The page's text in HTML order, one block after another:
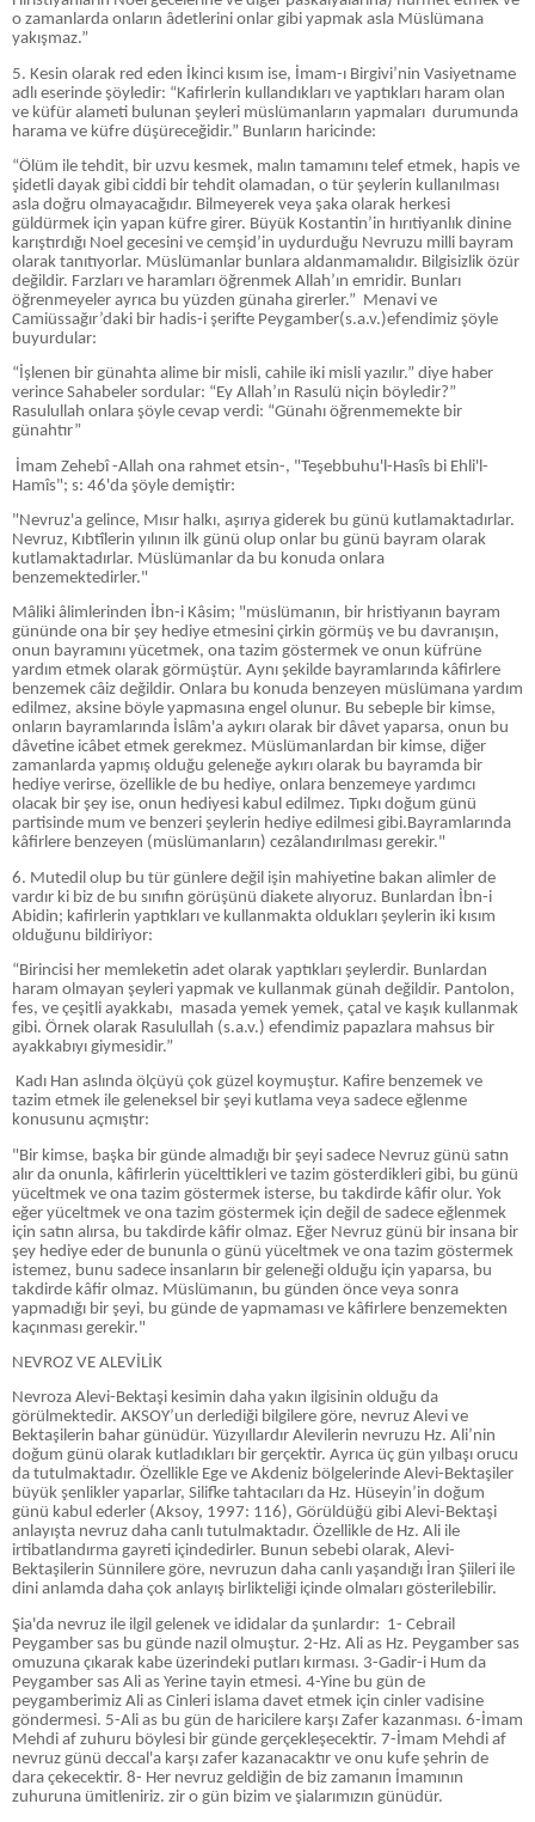
o zamanlarda onların âdetlerini onlar gibi yapmak asla Müslümana
yakışmaz.”
5. Kesin olarak red eden İkinci kısım ise, İmam-ı Birgivi’nin Vasiyetname
adlı eserinde şöyledir: “Kafirlerin kullandıkları ve yaptıkları haram olan
ve küfür alameti bulunan şeyleri müslümanların yapmaları durumunda
harama ve küfre düşüreceğidir.” Bunların haricinde:
“Ölüm ile tehdit, bir uzvu kesmek, malın tamamını telef etmek, hapis ve
şidetli dayak gibi ciddi bir tehdit olamadan, o tür şeylerin kullanılması
asla doğru olmayacağıdır. Bilmeyerek veya şaka olarak herkesi
güldürmek için yapan küfre girer. Büyük Kostantin’in hırıtiyanlık dinine
karıştırdığı Noel gecesini ve cemşid’in uydurduğu Nevruzu milli bayram
olarak tanıtıyorlar. Müslümanlar bunlara aldanmamalıdır. Bilgisizlik özür
değildir. Farzları ve haramları öğrenmek Allah’ın emridir. Bunları
öğrenmeyeler ayrıca bu yüzden günaha girerler.” Menavi ve
Camiüssağır’daki bir hadis-i şerifte Peygamber(s.a.v.)efendimiz şöyle
buyurdular:
“İşlenen bir günahta alime bir misli, cahile iki misli yazılır.” diye haber
verince Sahabeler sordular: “Ey Allah’ın Rasulü niçin böyledir?”
Rasulullah onlara şöyle cevap verdi: “Günahı öğrenmemekte bir
günahtır”
İmam Zehebî -Allah ona rahmet etsin-, "Teşebbuhu'l-Hasîs bi Ehli'l-
Hamîs"; s: 46'da şöyle demiştir:
"Nevruz'a gelince, Mısır halkı, aşırıya giderek bu günü kutlamaktadırlar.
Nevruz, Kıbtîlerin yılının ilk günü olup onlar bu günü bayram olarak
kutlamaktadırlar. Müslümanlar da bu konuda onlara
benzemektedirler."
Mâliki âlimlerinden İbn-i Kâsim; "müslümanın, bir hristiyanın bayram
gününde ona bir şey hediye etmesini çirkin görmüş ve bu davranışın,
onun bayramını yücetmek, ona tazim göstermek ve onun küfrüne
yardım etmek olarak görmüştür. Aynı şekilde bayramlarında kâfirlere
benzemek câiz değildir. Onlara bu konuda benzeyen müslümana yardım
edilmez, aksine böyle yapmasına engel olunur. Bu sebeple bir kimse,
onların bayramlarında İslâm'a aykırı olarak bir dâvet yaparsa, onun bu
dâvetine icâbet etmek gerekmez. Müslümanlardan bir kimse, diğer
zamanlarda yapmış olduğu geleneğe aykırı olarak bu bayramda bir
hediye verirse, özellikle de bu hediye, onlara benzemeye yardımcı
olacak bir şey ise, onun hediyesi kabul edilmez. Tıpkı doğum günü
partisinde mum ve benzeri şeylerin hediye edilmesi gibi.Bayramlarında
kâfirlere benzeyen (müslümanların) cezâlandırılması gerekir."
6. Mutedil olup bu tür günlere değil işin mahiyetine bakan alimler de
vardır ki biz de bu sınıfın görüşünü diakete alıyoruz. Bunlardan İbn-i
Abidin; kafirlerin yaptıkları ve kullanmakta oldukları şeylerin iki kısım
olduğunu bildiriyor:
“Birincisi her memleketin adet olarak yaptıkları şeylerdir. Bunlardan
haram olmayan şeyleri yapmak ve kullanmak günah değildir. Pantolon,
fes, ve çeşitli ayakkabı, masada yemek yemek, çatal ve kaşık kullanmak
gibi. Örnek olarak Rasulullah (s.a.v.) efendimiz papazlara mahsus bir
ayakkabıyı giymesidir.”
Kadı Han aslında ölçüyü çok güzel koymuştur. Kafire benzemek ve
tazim etmek ile geleneksel bir şeyi kutlama veya sadece eğlenme
konusunu açmıştır:
"Bir kimse, başka bir günde almadığı bir şeyi sadece Nevruz günü satın
alır da onunla, kâfirlerin yücelttikleri ve tazim gösterdikleri gibi, bu günü
yüceltmek ve ona tazim göstermek isterse, bu takdirde kâfir olur. Yok
eğer yüceltmek ve ona tazim göstermek için değil de sadece eğlenmek
için satın alırsa, bu takdirde kâfir olmaz. Eğer Nevruz günü bir insana bir
şey hediye eder de bununla o günü yüceltmek ve ona tazim göstermek
istemez, bunu sadece insanların bir geleneği olduğu için yaparsa, bu
takdirde kâfir olmaz. Müslümanın, bu günden önce veya sonra
yapmadığı bir şeyi, bu günde de yapmaması ve kâfirlere benzemekten
kaçınması gerekir."
NEVROZ VE ALEVİLİK
Nevroza Alevi-Bektaşi kesimin daha yakın ilgisinin olduğu da
görülmektedir. AKSOY’un derlediği bilgilere göre, nevruz Alevi ve
Bektaşilerin bahar günüdür. Yüzyıllardır Alevilerin nevruzu Hz. Ali’nin
doğum günü olarak kutladıkları bir gerçektir. Ayrıca üç gün yılbaşı orucu
da tutulmaktadır. Özellikle Ege ve Akdeniz bölgelerinde Alevi-Bektaşiler
büyük şenlikler yaparlar, Silifke tahtacıları da Hz. Hüseyin’in doğum
günü kabul ederler (Aksoy, 1997: 116), Görüldüğü gibi Alevi-Bektaşi
anlayışta nevruz daha canlı tutulmaktadır. Özellikle de Hz. Ali ile
irtibatlandırma gayreti içindedirler. Bunun sebebi olarak, Alevi-
Bektaşilerin Sünnilere göre, nevruzun daha canlı yaşandığı İran Şiileri ile
dini anlamda daha çok anlayış birlikteliği içinde olmaları gösterilebilir.
Şia'da nevruz ile ilgil gelenek ve ididalar da şunlardır: 1- Cebrail
Peygamber sas bu günde nazil olmuştur. 2-Hz. Ali as Hz. Peygamber sas
omuzuna çıkarak kabe üzerindeki putları kırması. 3-Gadir-i Hum da
Peygamber sas Ali as Yerine tayin etmesi. 4-Yine bu gün de
peygamberimiz Ali as Cinleri islama davet etmek için cinler vadisine
göndermesi. 5-Ali as bu gün de haricilere karşı Zafer kazanması. 6-İmam
Mehdi af zuhuru böylesi bir günde gerçekleşecektir. 7-İmam Mehdi af
nevruz günü deccal'a karşı zafer kazanacaktır ve onu kufe şehrin de
dara çekecektir. 8- Her nevruz geldiğin de biz zamanın İmamının
zuhuruna ümitleniriz. zir o gün bizim ve şialarımızın günüdür.